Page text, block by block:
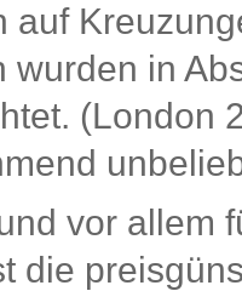
auf
wurden in
(London
vor allem
die